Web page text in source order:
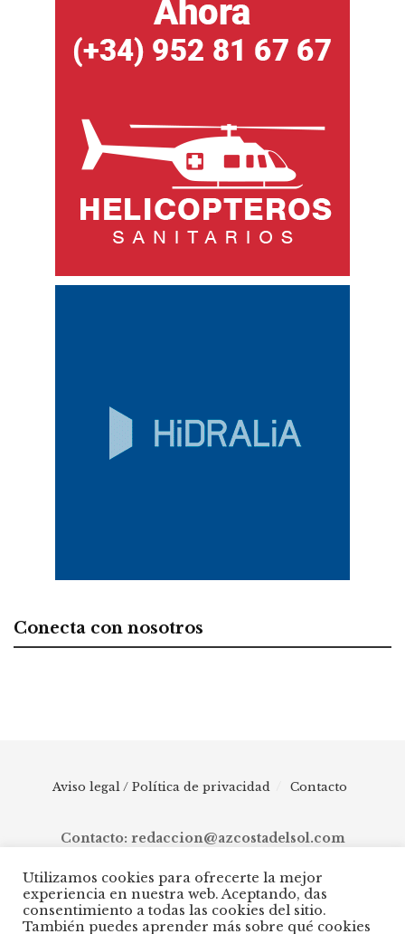
Conecta con nosotros
Aviso legal / Política de privacidad Contacto
Contacto: redaccion@azcostadelsol.com
© 2025 AZ Costa del Sol - Diario digital de Málaga capital hasta
Manilva, pasando por Torremolinos, Benalmádena, Fuengirola,
Utilizamos cookies para ofrecerte la mejor
experiencia en nuestra web. Aceptando, das
consentimiento a todas las cookies del sitio.
También puedes aprender más sobre qué cookies